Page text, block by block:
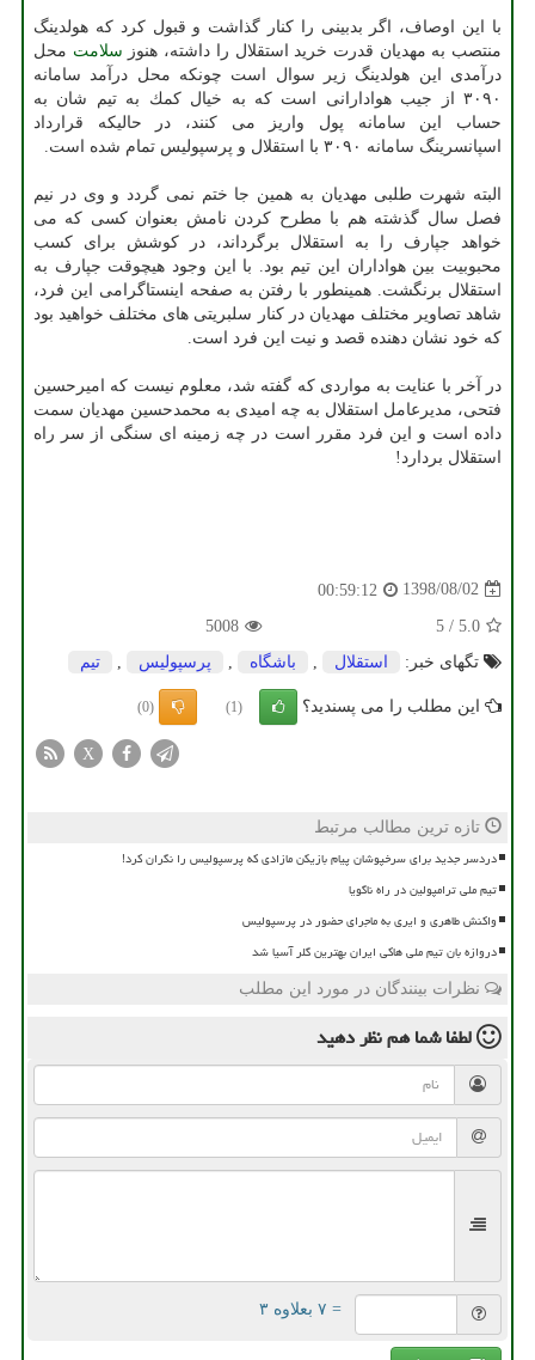
با این اوصاف، اگر بدبینی را كنار گذاشت و قبول كرد كه هولدینگ
منتصب به مهدیان قدرت خرید استقلال را داشته، هنوز سلامت محل
درآمدی این هولدینگ زیر سوال است چونكه محل درآمد سامانه
۳۰۹۰ از جیب هوادارانی است كه به خیال كمك به تیم شان به
حساب این سامانه پول واریز می كنند، در حالیكه قرارداد
اسپانسرینگ سامانه ۳۰۹۰ با استقلال و پرسپولیس تمام شده است.
البته شهرت طلبی مهدیان به همین جا ختم نمی گردد و وی در نیم
فصل سال گذشته هم با مطرح كردن نامش بعنوان كسی كه می
خواهد جپارف را به استقلال برگرداند، در كوشش برای كسب
محبوبیت بین هواداران این تیم بود. با این وجود هیچوقت جپارف به
استقلال برنگشت. همینطور با رفتن به صفحه اینستاگرامی این فرد،
شاهد تصاویر مختلف مهدیان در كنار سلبریتی های مختلف خواهید بود
كه خود نشان دهنده قصد و نیت این فرد است.
در آخر با عنایت به مواردی كه گفته شد، معلوم نیست كه امیرحسین
فتحی، مدیرعامل استقلال به چه امیدی به محمدحسین مهدیان سمت
داده است و این فرد مقرر است در چه زمینه ای سنگی از سر راه
استقلال بردارد!
1398/08/02
00:59:12
5.0
/
5
5008
تگهای خبر:
استقلال باشگاه پرسپولیس تیم
این مطلب را می پسندید؟ (1)
(0)
X
تازه ترین مطالب مرتبط
دردسر جدید برای سرخپوشان پیام بازیکن مازادی که پرسپولیس را نگران کرد!
تیم ملی ترامپولین در راه ناگویا
واکنش طاهری و ایری به ماجرای حضور در پرسپولیس
دروازه بان تیم ملی هاکی ایران بهترین گلر آسیا شد
نظرات بینندگان در مورد این مطلب
لطفا شما همنظر دهید
= ۷ بعلاوه ۳